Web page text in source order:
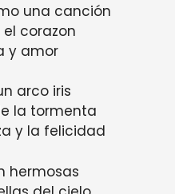
una canción
corazon
y amor
arco iris
la tormenta
y la felicidad
hermosas